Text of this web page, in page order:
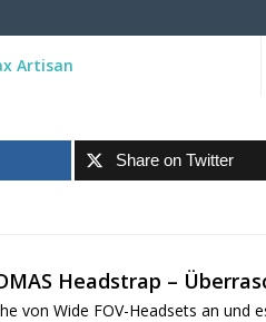
Artisan
Share on Twitter
Headstrap –
von Wide FOV-Headsets an